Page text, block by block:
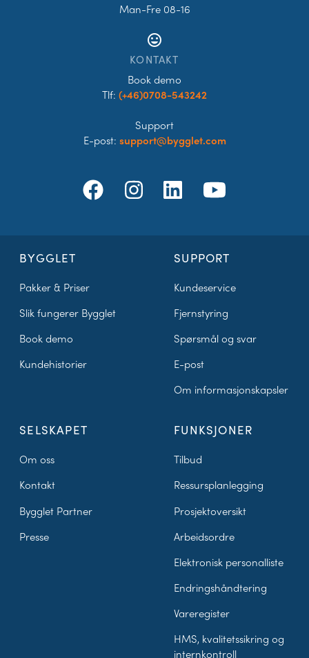
BYGGLET
Pakker & Priser
Slik fungerer Bygglet
Book demo
Kundehistorier
SUPPORT
Kundeservice
Fjernstyring
Spørsmål og svar
E-post
Om informasjonskapsler
SELSKAPET
Om oss
Kontakt
Bygglet Partner
Presse
FUNKSJONER
Tilbud
Ressursplanlegging
Prosjektoversikt
Arbeidsordre
Elektronisk personalliste
Endringshåndtering
Vareregister
HMS, kvalitetssikring og
internkontroll
Man-Fre 08-16
tag_faces
KONTAKT
Book demo
Tlf: (+46)0708-543242
Support
E-post: support@bygglet.com